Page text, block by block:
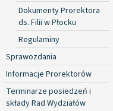
Dokumenty Prorektora
ds. Filii w Płocku
Regulaminy
Sprawozdania
Informacje Prorektorów
Terminarze posiedzeń i
składy Rad Wydziałów